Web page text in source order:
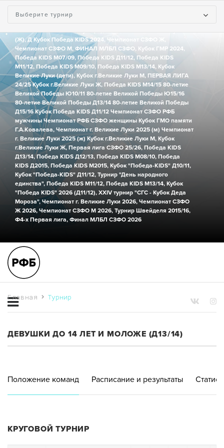
Выберите турнир
(Ж), Д Кубок Победа KIDS 2024, Чемпионат СЗФО Ж,
Чемпионат СЗФО М, ФИНАЛ МЛБЛ СЗФО, Кубок ГМР 2024,
Победа KIDS М07/09, Победа KIDS Д11/12, Победа KIDS
М11/12, Победа KIDS М09/10, Победа KIDS М13/14, Кубок
Великие Луки (дети), Кубок г.Великие Луки М, ПЕРВАЯ ЛИГА
24/25 Кубок г.Великие Луки Ж, Победа KIDS М14/15 80-летие
Великой Победы Ю10/11 80-летие Великой Победы Ю15/16
80-летие Великой Победы Д13/14 80-летие Великой Победы
Д15/16 Кубок Победа KIDS Д11/12 Чемпионат СЗФО РФБ
мужчины Чемпионат РФБ СЗФО женщины Кубок ГМО памяти
Г.А.Ковалева, Чемпионат г. Великие Луки 2025 (м) Чемпионат
г. Великие Луки 2025 (ж) Кубок г.Великие Луки М, Кубок
г.Великие Луки Ж, Первая лига СЗФО 25/26, Победа KIDS
Д13/14, Победа KIDS Д12/13, Победа KIDS М08/10, Победа
KIDS Д2015, Победа KIDS М2015, Кубок "Победа-KIDS" Д10/11,
Кубок "Победа-KIDS" Д11/12, Турнир "День народного
единства", Победа KIDS М11/12, Победа KIDS М13/14, Кубок
"Победа KIDS" 2026 (Д11/12), XXIV турнир "СГС - Кубок Деда
Мороза", Чемпионат г. Великие Луки 2026, Чемпионат СЗФО
Ж 2026, Чемпионат СЗФО М 2026, Турнир Швейделя 2015/16,
Ф4-х Первая лига, Финал МЛБЛ СЗФО 2026
Главная Турнир
ДЕВУШКИ ДО 14 ЛЕТ И МОЛОЖЕ (Д13/14)
Положение команд Расписание и результаты
КРУГОВОЙ ТУРНИР